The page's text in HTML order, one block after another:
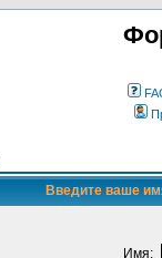
Введите ваше
Имя: